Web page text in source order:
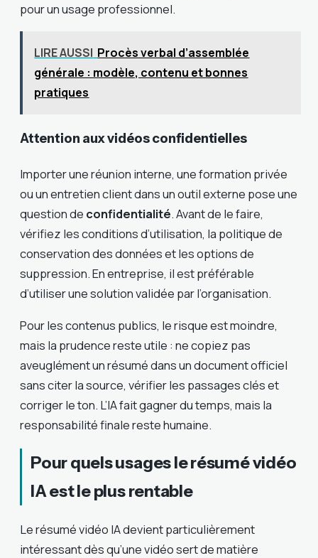
pour un usage professionnel.
LIRE AUSSI Procès verbal d’assemblée
générale : modèle, contenu et bonnes
pratiques
Attention aux vidéos confidentielles
Importer une réunion interne, une formation privée
ou un entretien client dans un outil externe pose une
question de confidentialité. Avant de le faire,
vérifiez les conditions d’utilisation, la politique de
conservation des données et les options de
suppression. En entreprise, il est préférable
d’utiliser une solution validée par l’organisation.
Pour les contenus publics, le risque est moindre,
mais la prudence reste utile : ne copiez pas
aveuglément un résumé dans un document officiel
sans citer la source, vérifier les passages clés et
corriger le ton. L’IA fait gagner du temps, mais la
responsabilité finale reste humaine.
Pour quels usages le résumé vidéo
IA est le plus rentable
Le résumé vidéo IA devient particulièrement
intéressant dès qu’une vidéo sert de matière